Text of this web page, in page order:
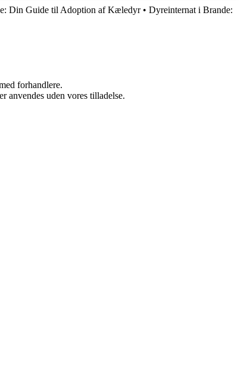
Din Guide til Adoption af Kæledyr• Dyreinternat i Brande:
forhandlere.
anvendes uden vores tilladelse.